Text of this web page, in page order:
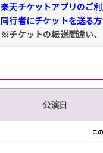
楽天チケットアプリのご
同行者にチケットを送る
※チケットの転送間違い
公演日
こ